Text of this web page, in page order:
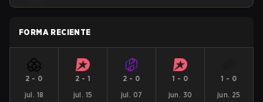
FORMA RECIENTE
2 - 0
jul. 18
2 - 1
jul. 15
2 - 0
jul. 07
1 - 0
jun. 30
1 - 0
jun. 25